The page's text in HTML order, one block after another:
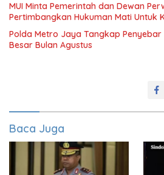
MUI Minta Pemerintah dan Dewan
Pertimbangkan Hukuman Mati Untuk
Polda Metro Jaya Tangkap Penyebar
Besar Bulan Agustus
Baca Juga